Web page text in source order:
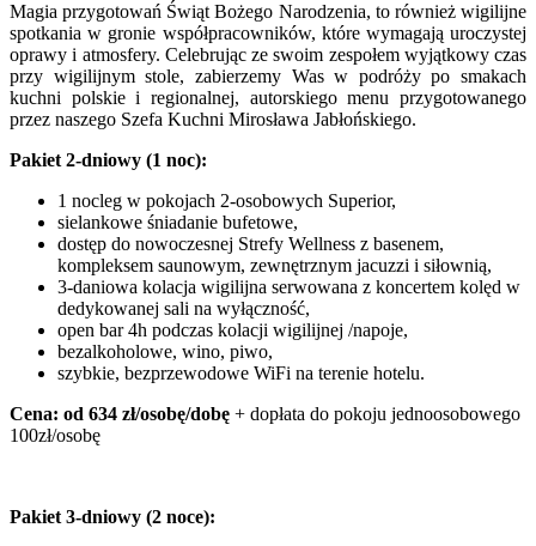
Magia przygotowań Świąt Bożego Narodzenia, to również wigilijne
spotkania w gronie współpracowników, które wymagają uroczystej
oprawy i atmosfery. Celebrując ze swoim zespołem wyjątkowy czas
przy wigilijnym stole, zabierzemy Was w podróży po smakach
kuchni polskie i regionalnej, autorskiego menu przygotowanego
przez naszego Szefa Kuchni Mirosława Jabłońskiego.
Pakiet 2-dniowy (1 noc):
1 nocleg w pokojach 2-osobowych Superior,
sielankowe śniadanie bufetowe,
dostęp do nowoczesnej Strefy Wellness z basenem,
kompleksem saunowym, zewnętrznym jacuzzi i siłownią,
3-daniowa kolacja wigilijna serwowana z koncertem kolęd w
dedykowanej sali na wyłączność,
open bar 4h podczas kolacji wigilijnej /napoje,
bezalkoholowe, wino, piwo,
szybkie, bezprzewodowe WiFi na terenie hotelu.
Cena: od 634 zł/osobę/dobę + dopłata do pokoju jednoosobowego
100zł/osobę
Pakiet 3-dniowy (2 noce):